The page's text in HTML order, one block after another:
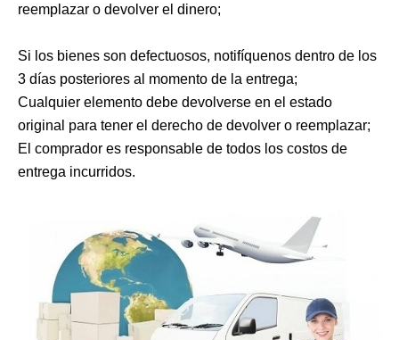
reemplazar o devolver el dinero;
Si los bienes son defectuosos, notifíquenos dentro de los
3 días posteriores al momento de la entrega;
Cualquier elemento debe devolverse en el estado
original para tener el derecho de devolver o reemplazar;
El comprador es responsable de todos los costos de
entrega incurridos.